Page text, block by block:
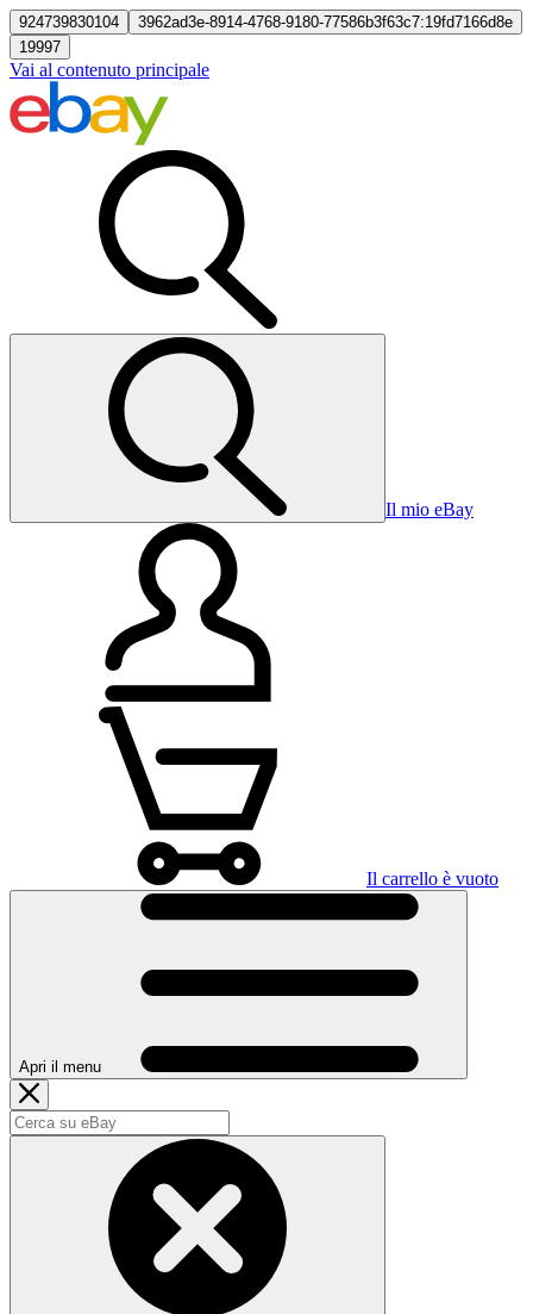
924739830104
3962ad3e-8914-4768-9180-77586b3f63c7:19fd7166d8e
19997
Vai al contenuto principale
Il mio eBay
Il carrello è vuoto
Apri il menu